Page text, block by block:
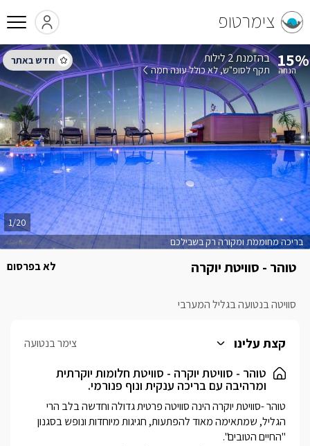
צימרטופ
טוהר - סוויטת יוקרה
סוויטה בנטועה בגליל המערבי
לא בפרסום
בריכה מחוממת ומקורה רק בשבילכם
1/20
15% בהזמנת 2 לילות
תקף לסופ"ש לא כולל עונה חמה
קצת עלינו צימר בנטועה
טוהר - סוויטת יוקרה - סוויטת חלומות יוקרתית
ומרהיבה עם בריכה ענקית ונוף פנורמי.